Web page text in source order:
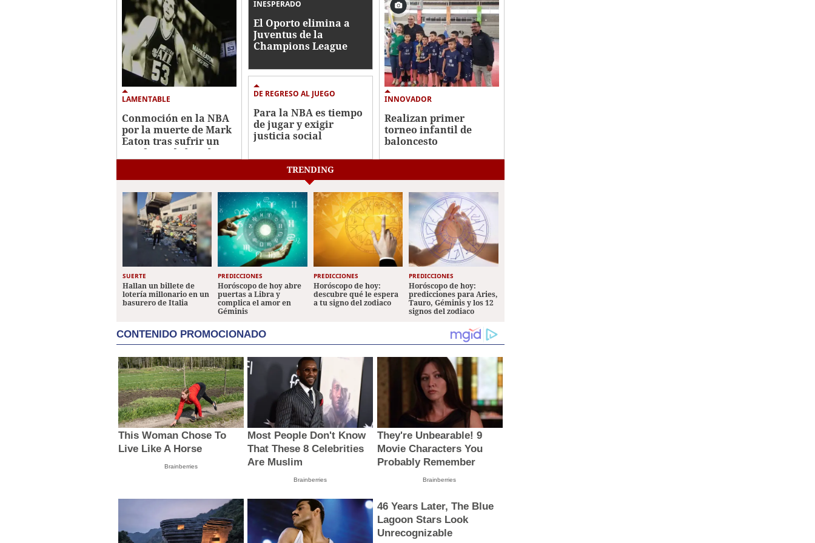
secondsVolume
0%
LAMENTABLE
Conmoción en la NBA
por la muerte de Mark
Eaton tras sufrir un
accidente de bicicleta
INESPERADO
El Oporto elimina a
Juventus de la
Champions League
DE REGRESO AL JUEGO
Para la NBA es tiempo
de jugar y exigir
justicia social
INNOVADOR
Realizan primer
torneo infantil de
baloncesto
TRENDING
SUERTE
Hallan un billete de
lotería millonario en un
basurero de Italia
PREDICCIONES
Horóscopo de hoy abre
puertas a Libra y
complica el amor en
Géminis
PREDICCIONES
Horóscopo de hoy:
descubre qué le espera
a tu signo del zodiaco
PREDICCIONES
Horóscopo de hoy:
predicciones para Aries,
Tauro, Géminis y los 12
signos del zodiaco
CONTENIDO PROMOCIONADO
This Woman Chose To
Live Like A Horse
Brainberries
Most People Don't Know
That These 8 Celebrities
Are Muslim
Brainberries
They're Unbearable! 9
Movie Characters You
Probably Remember
Brainberries
46 Years Later, The Blue
Lagoon Stars Look
Unrecognizable